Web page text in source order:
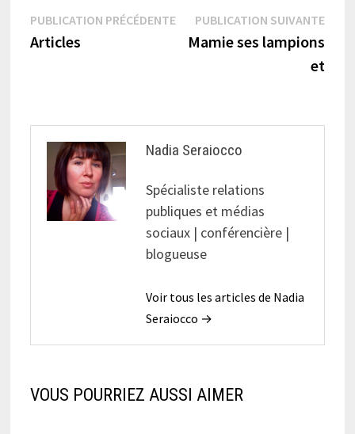
Navigation
de
PUBLICATION PRÉCÉDENTEPublication
précédente :
Articles
PUBLICATION SUIVANTE
Mamie ses lampions
et
Nadia Seraiocco
Spécialiste relations
publiques et médias
sociaux | conférencière |
blogueuse
Voir tous les articles de Nadia
Seraiocco →
VOUS POURRIEZ AUSSI AIMER